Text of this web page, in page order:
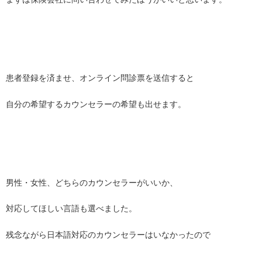
患者登録を済ませ、オンライン問診票を送信すると
自分の希望するカウンセラーの希望も出せます。
男性・女性、どちらのカウンセラーがいいか、
対応してほしい言語も選べました。
残念ながら日本語対応のカウンセラーはいなかったので